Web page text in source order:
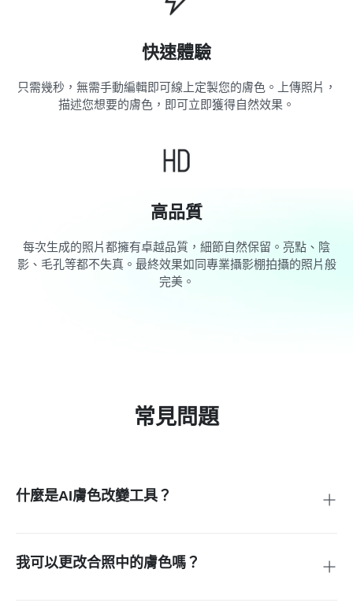
快速體驗
只需幾秒，無需手動編輯即可線上定製您的膚色。上傳照片，
描述您想要的膚色，即可立即獲得自然效果。
高品質
每次生成的照片都擁有卓越品質，細節自然保留。亮點、陰
影、毛孔等都不失真。最終效果如同專業攝影棚拍攝的照片般
完美。
常見問題
什麼是AI膚色改變工具？
色、白色或其他顏色。效果自然，且保留臉部特徵。
我可以更改合照中的膚色嗎？